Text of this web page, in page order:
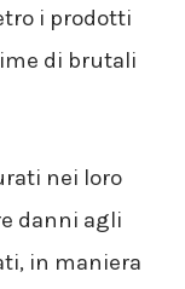
i prodotti
di brutali
nei loro
danni agli
in maniera